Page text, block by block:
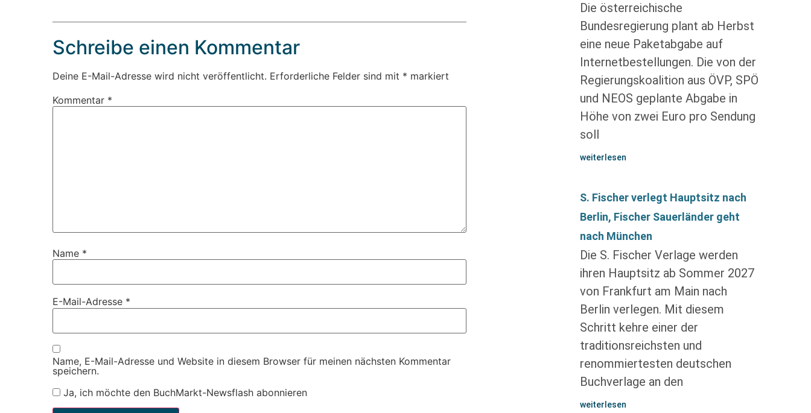
Schreibe einen Kommentar
Deine E-Mail-Adresse wird nicht veröffentlicht. Erforderliche Felder sind mit * markiert
Kommentar *
Name *
E-Mail-Adresse *
Name, E-Mail-Adresse und Website in diesem Browser für meinen nächsten Kommentar
speichern.
Ja, ich möchte den BuchMarkt-Newsflash abonnieren
Die österreichische
Bundesregierung plant ab Herbst
eine neue Paketabgabe auf
Internetbestellungen. Die von der
Regierungskoalition aus ÖVP, SPÖ
und NEOS geplante Abgabe in
Höhe von zwei Euro pro Sendung
soll
weiterlesen
S. Fischer verlegt Hauptsitz nach
Berlin, Fischer Sauerländer geht
nach München
Die S. Fischer Verlage werden
ihren Hauptsitz ab Sommer 2027
von Frankfurt am Main nach
Berlin verlegen. Mit diesem
Schritt kehre einer der
traditionsreichsten und
renommiertesten deutschen
Buchverlage an den
weiterlesen